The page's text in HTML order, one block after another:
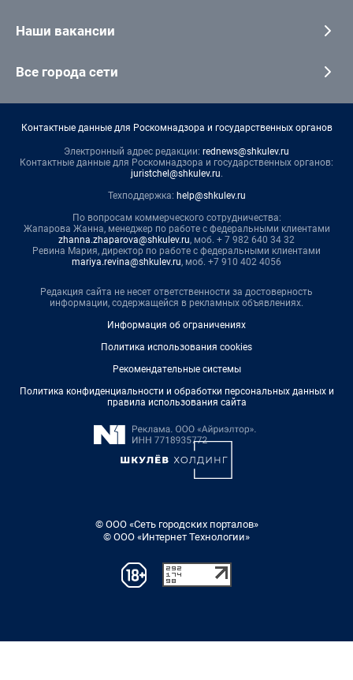
Наши вакансии
Все города сети
Контактные данные для Роскомнадзора и государственных органов
Электронный адрес редакции: rednews@shkulev.ru
Контактные данные для Роскомнадзора и государственных органов:
juristchel@shkulev.ru.
Техподдержка: help@shkulev.ru
По вопросам коммерческого сотрудничества:
Жапарова Жанна, менеджер по работе с федеральными клиентами
zhanna.zhaparova@shkulev.ru, моб. + 7 982 640 34 32
Ревина Мария, директор по работе с федеральными клиентами
mariya.revina@shkulev.ru, моб. +7 910 402 4056
Редакция сайта не несет ответственности за достоверность
информации, содержащейся в рекламных объявлениях.
Информация об ограничениях
Политика использования cookies
Рекомендательные системы
Политика конфиденциальности и обработки персональных данных и
правила использования сайта
© ООО «Сеть городских порталов»
© ООО «Интернет Технологии»